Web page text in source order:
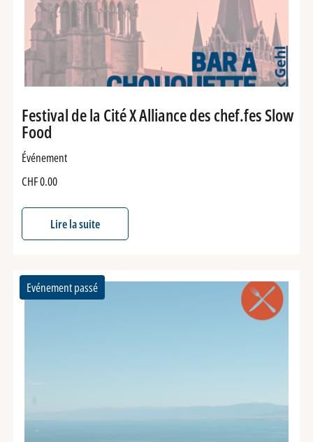
Festival de la Cité X Alliance des chef.fes Slow
Food
Événement
CHF0.00
Lire la suite
Evénement passé